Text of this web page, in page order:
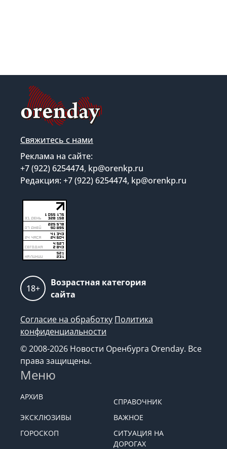
Свяжитесь с нами
Реклама на сайте:
+7 (922) 6254474, kp@orenkp.ru
Редакция: +7 (922) 6254474, kp@orenkp.ru
18+
Возрастная категория
сайта
Согласие на обработку Политика
конфиденциальности
© 2008-2026 Новости Оренбурга Orenday. Все
права защищены.
Меню
АРХИВ
СПРАВОЧНИК
ЭКСКЛЮЗИВЫ
ВАЖНОЕ
ГОРОСКОП
СИТУАЦИЯ НА
ДОРОГАХ